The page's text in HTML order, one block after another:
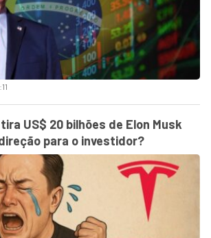
US$ 20 bilhões de Elon Musk
para o investidor?